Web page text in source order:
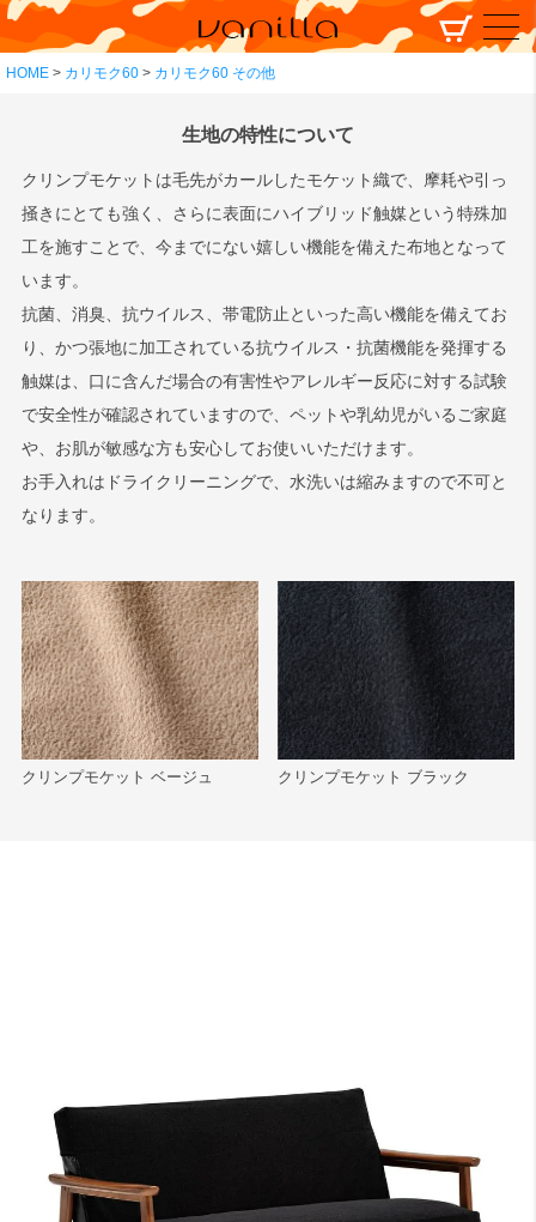
HOME カリモク60 カリモク60 その他
検索
生地の特性について
クリンプモケットは毛先がカールしたモケット織で、摩耗や引っ
掻きにとても強く、さらに表面にハイブリッド触媒という特殊加
工を施すことで、今までにない嬉しい機能を備えた布地となって
います。
抗菌、消臭、抗ウイルス、帯電防止といった高い機能を備えてお
り、かつ張地に加工されている抗ウイルス・抗菌機能を発揮する
触媒は、口に含んだ場合の有害性やアレルギー反応に対する試験
で安全性が確認されていますので、ペットや乳幼児がいるご家庭
や、お肌が敏感な方も安心してお使いいただけます。
お手入れはドライクリーニングで、水洗いは縮みますので不可と
なります。
クリンプモケット ベージュ クリンプモケット ブラック